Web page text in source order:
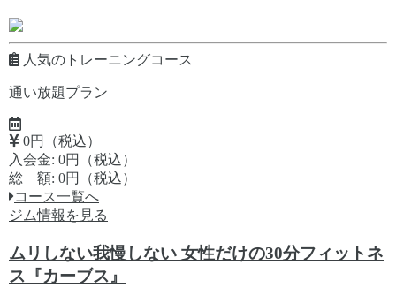
人気のトレーニングコース
通い放題プラン
0円（税込）
入会金: 0円（税込）
総 額: 0円（税込）
コース一覧へ
ジム情報を見る
ムリしない我慢しない 女性だけの30分フィットネ
ス『カーブス』